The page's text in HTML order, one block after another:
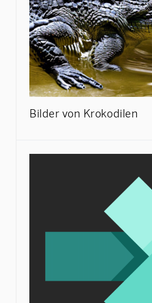
Bilder von Krokodilen